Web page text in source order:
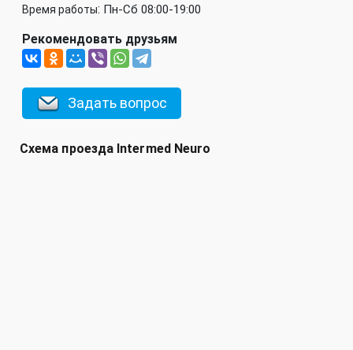
Время работы: Пн-Сб 08:00-19:00
Рекомендовать друзьям
Задать вопрос
Схема проезда Intermed Neuro